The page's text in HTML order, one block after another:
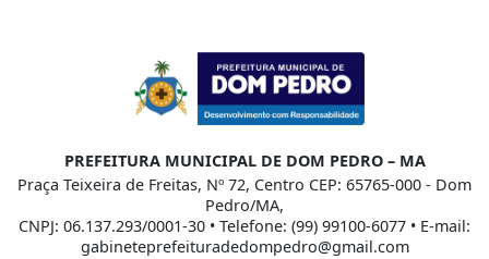
PREFEITURA MUNICIPAL DE DOM PEDRO – MA
Praça Teixeira de Freitas, Nº 72, Centro CEP: 65765-000 - Dom
Pedro/MA,
CNPJ: 06.137.293/0001-30 • Telefone: (99) 99100-6077 • E-mail:
gabineteprefeituradedompedro@gmail.com